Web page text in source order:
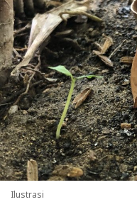
Ilustrasi